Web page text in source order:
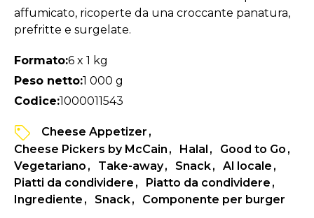
affumicato, ricoperte da una croccante panatura,
prefritte e surgelate.
Formato:6 x 1 kg
Peso netto:1 000 g
Codice:1000011543
Cheese Appetizer
Cheese Pickers by McCain
Halal
Good to Go
Vegetariano
Take-away Snack
Al locale
Piatti da condividere
Piatto da condividere
Ingrediente
Snack Componente per burger